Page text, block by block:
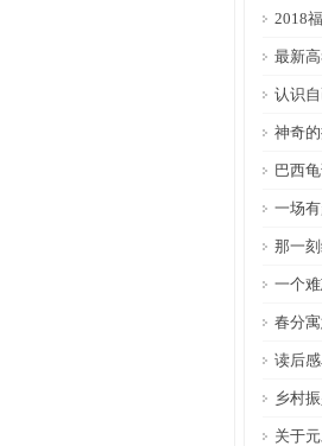
2018
最新
认识
神奇
巴西
一场
那一
一个
春分
读后
乡村
关于